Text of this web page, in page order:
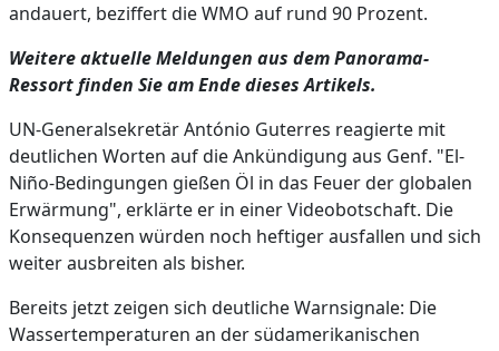
andauert, beziffert die WMO auf rund 90 Prozent.
Weitere aktuelle Meldungen aus dem Panorama-
Ressort finden Sie am Ende dieses Artikels.
UN-Generalsekretär António Guterres reagierte mit
deutlichen Worten auf die Ankündigung aus Genf. "El-
Niño-Bedingungen gießen Öl in das Feuer der globalen
Erwärmung", erklärte er in einer Videobotschaft. Die
Konsequenzen würden noch heftiger ausfallen und sich
weiter ausbreiten als bisher.
Bereits jetzt zeigen sich deutliche Warnsignale: Die
Wassertemperaturen an der südamerikanischen